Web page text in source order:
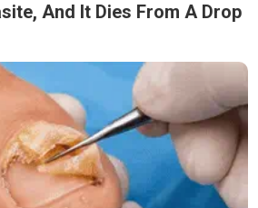
And It Dies From A Drop